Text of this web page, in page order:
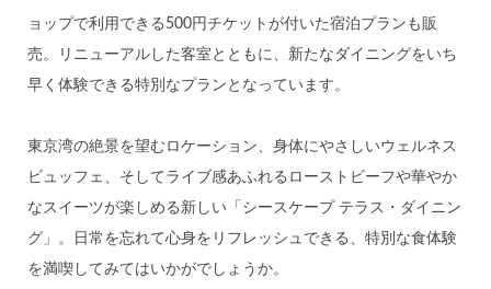
ョップで利用できる500円チケットが付いた宿泊プランも販
売。リニューアルした客室とともに、新たなダイニングをいち
早く体験できる特別なプランとなっています。
東京湾の絶景を望むロケーション、身体にやさしいウェルネス
ビュッフェ、そしてライブ感あふれるローストビーフや華やか
なスイーツが楽しめる新しい「シースケープ テラス・ダイニン
グ」。日常を忘れて心身をリフレッシュできる、特別な食体験
を満喫してみてはいかがでしょうか。